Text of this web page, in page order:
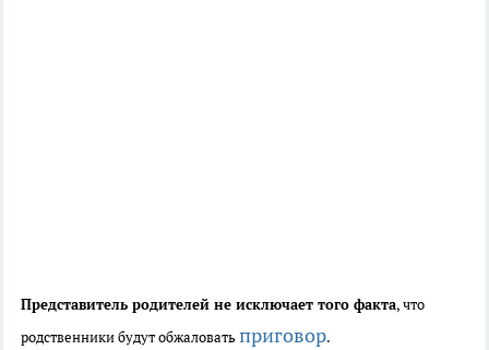
Представитель родителей не исключает того факта, что
родственники будут обжаловать приговор.